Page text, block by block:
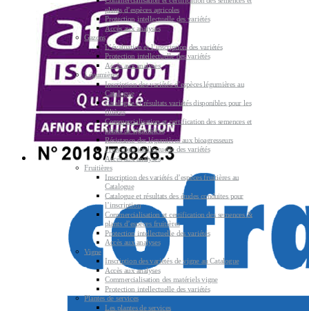
plants d’espèces agricoles
Protection intellectuelle des variétés
Accès aux analyses
Gazons
L’évaluation et l’inscription des variétés
Protection intellectuelle des variétés
Accès aux analyses
Légumières
Inscription des variétés d’espèces légumières au
Catalogue
Catalogue et résultats variétés disponibles pour les
filières
Commercialisation et certification des semences et
plants de légumières
Résistance des légumières aux bioagresseurs
Protection intellectuelle des variétés
Accès aux analyses
Fruitières
Inscription des variétés d’espèces fruitières au
Catalogue
Catalogue et résultats des études conduites pour
l’inscription
Commercialisation et certification des semences &
plants d’espèces fruitières
Protection intellectuelle des variétés
Accès aux analyses
Vigne
Inscription des variétés de vigne au Catalogue
Accès aux analyses
Commercialisation des matériels vigne
Protection intellectuelle des variétés
Plantes de services
Les plantes de services